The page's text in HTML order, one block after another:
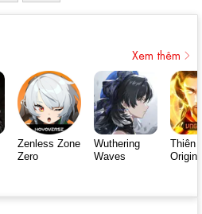
Xem thêm
Zenless Zone
Zero
Wuthering
Waves
Thiên
Origin